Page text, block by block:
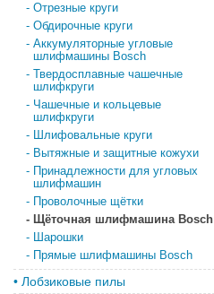
- Отрезные круги
- Обдирочные круги
- Аккумуляторные угловые
шлифмашины Bosch
- Твердосплавные чашечные
шлифкруги
- Чашечные и кольцевые
шлифкруги
- Шлифовальные круги
- Вытяжные и защитные кожухи
- Принадлежности для угловых
шлифмашин
- Проволочные щётки
- Щёточная шлифмашина Bosch
- Шарошки
- Прямые шлифмашины Bosch
• Лобзиковые пилы